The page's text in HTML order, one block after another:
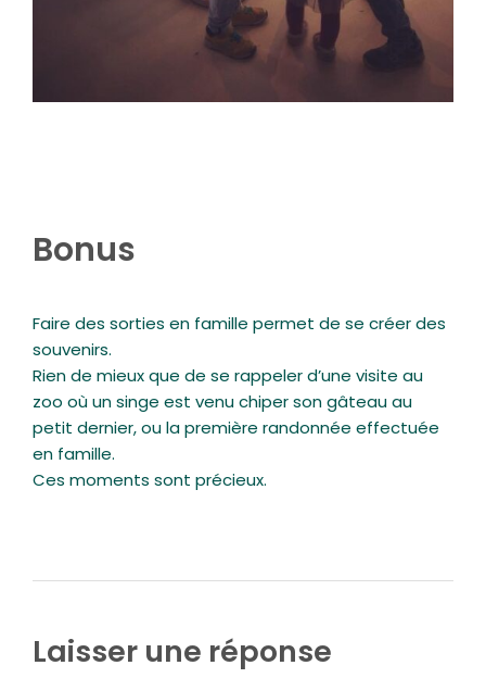
Bonus
Faire des sorties en famille permet de se créer des
souvenirs.
Rien de mieux que de se rappeler d’une visite au
zoo où un singe est venu chiper son gâteau au
petit dernier, ou la première randonnée effectuée
en famille.
Ces moments sont précieux.
Laisser une réponse